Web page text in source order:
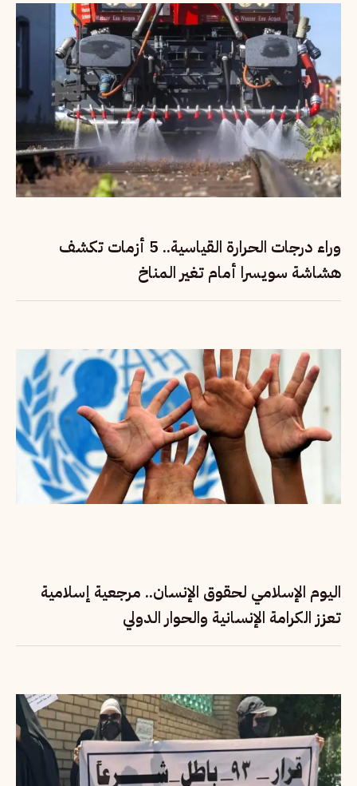
وراء درجات الحرارة القياسية.. 5 أزمات تكشف
هشاشة سويسرا أمام تغير المناخ
اليوم الإسلامي لحقوق الإنسان.. مرجعية إسلامية
تعزز الكرامة الإنسانية والحوار الدولي